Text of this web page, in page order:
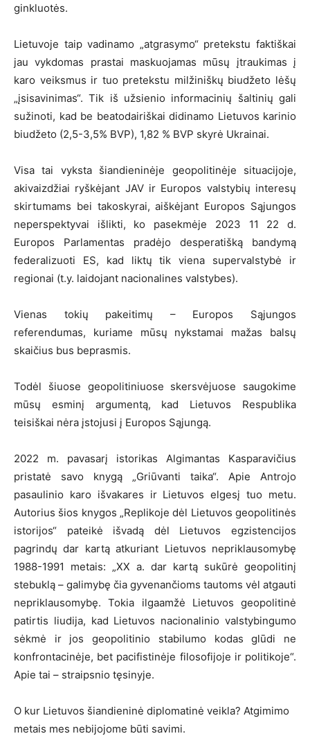
ginkluotės.
Lietuvoje taip vadinamo „atgrasymo“ pretekstu faktiškai
jau vykdomas prastai maskuojamas mūsų įtraukimas į
karo veiksmus ir tuo pretekstu milžiniškų biudžeto lėšų
„įsisavinimas“. Tik iš užsienio informacinių šaltinių gali
sužinoti, kad be beatodairiškai didinamo Lietuvos karinio
biudžeto (2,5-3,5% BVP), 1,82 % BVP skyrė Ukrainai.
Visa tai vyksta šiandieninėje geopolitinėje situacijoje,
akivaizdžiai ryškėjant JAV ir Europos valstybių interesų
skirtumams bei takoskyrai, aiškėjant Europos Sąjungos
neperspektyvai išlikti, ko pasekmėje 2023 11 22 d.
Europos Parlamentas pradėjo desperatišką bandymą
federalizuoti ES, kad liktų tik viena supervalstybė ir
regionai (t.y. laidojant nacionalines valstybes).
Vienas tokių pakeitimų – Europos Sąjungos
referendumas, kuriame mūsų nykstamai mažas balsų
skaičius bus beprasmis.
Todėl šiuose geopolitiniuose skersvėjuose saugokime
mūsų esminį argumentą, kad Lietuvos Respublika
teisiškai nėra įstojusi į Europos Sąjungą.
2022 m. pavasarį istorikas Algimantas Kasparavičius
pristatė savo knygą „Griūvanti taika“. Apie Antrojo
pasaulinio karo išvakares ir Lietuvos elgesį tuo metu.
Autorius šios knygos „Replikoje dėl Lietuvos geopolitinės
istorijos“ pateikė išvadą dėl Lietuvos egzistencijos
pagrindų dar kartą atkuriant Lietuvos nepriklausomybę
1988-1991 metais: „XX a. dar kartą sukūrė geopolitinį
stebuklą – galimybę čia gyvenančioms tautoms vėl atgauti
nepriklausomybę. Tokia ilgaamžė Lietuvos geopolitinė
patirtis liudija, kad Lietuvos nacionalinio valstybingumo
sėkmė ir jos geopolitinio stabilumo kodas glūdi ne
konfrontacinėje, bet pacifistinėje filosofijoje ir politikoje“.
Apie tai – straipsnio tęsinyje.
O kur Lietuvos šiandieninė diplomatinė veikla? Atgimimo
metais mes nebijojome būti savimi.